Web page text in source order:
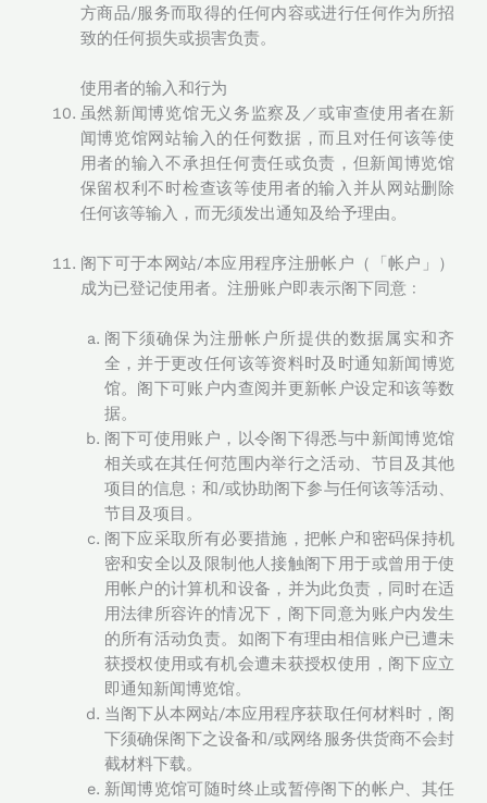
方商品/服务而取得的任何内容或进行任何作为所招
致的任何损失或损害负责。
使用者的输入和行为
虽然新闻博览馆无义务监察及／或审查使用者在新
闻博览馆网站输入的任何数据，而且对任何该等使
用者的输入不承担任何责任或负责，但新闻博览馆
保留权利不时检查该等使用者的输入并从网站删除
任何该等输入，而无须发出通知及给予理由。
阁下可于本网站/本应用程序注册帐户（「帐户」）
成为已登记使用者。注册账户即表示阁下同意﹕
阁下须确保为注册帐户所提供的数据属实和齐
全，并于更改任何该等资料时及时通知新闻博览
馆。阁下可账户内查阅并更新帐户设定和该等数
据。
阁下可使用账户，以令阁下得悉与中新闻博览馆
相关或在其任何范围内举行之活动、节目及其他
项目的信息﹔和/或协助阁下参与任何该等活动、
节目及项目。
阁下应采取所有必要措施，把帐户和密码保持机
密和安全以及限制他人接触阁下用于或曾用于使
用帐户的计算机和设备，并为此负责，同时在适
用法律所容许的情况下，阁下同意为账户内发生
的所有活动负责。如阁下有理由相信账户已遭未
获授权使用或有机会遭未获授权使用，阁下应立
即通知新闻博览馆。
当阁下从本网站/本应用程序获取任何材料时，阁
下须确保阁下之设备和/或网络服务供货商不会封
截材料下载。
新闻博览馆可随时终止或暂停阁下的帐户、其任